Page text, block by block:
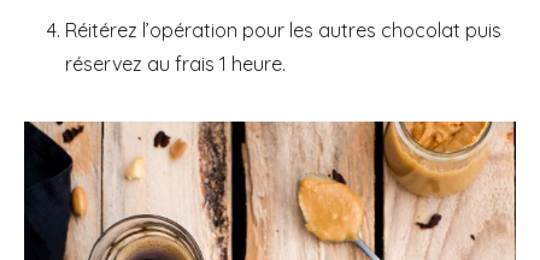
Réitérez l’opération pour les autres chocolat puis
réservez au frais 1 heure.